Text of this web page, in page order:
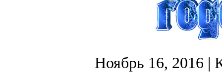
Ноябрь 16, 2016 |